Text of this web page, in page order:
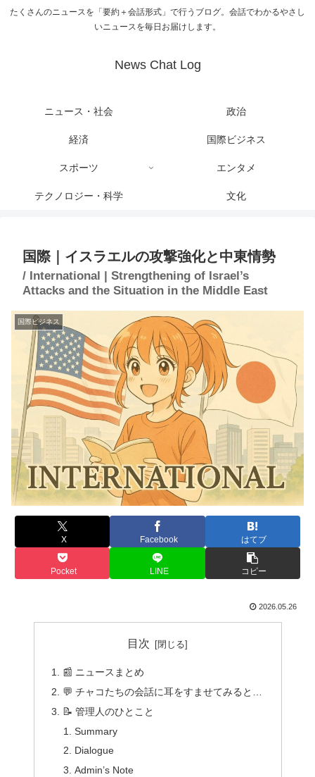
たくさんのニュースを「要約＋会話形式」で行うブログ。会話でわかるやさし
いニュースを毎日お届けします。
News Chat Log
ニュース・社会 政治
経済 国際ビジネス
スポーツ エンタメ
テクノロジー・科学 文化
国際｜イスラエルの攻撃強化と中東情勢
/ International | Strengthening of Israel’s
Attacks and the Situation in the Middle East
国際ビジネス
X Facebook はてブ
Pocket LINE コピー
2026.05.26
目次
📰 ニュースまとめ
💬 チャコたちの会話に耳をすませてみると…
📝 管理人のひとこと
Summary
Dialogue
Admin’s Note